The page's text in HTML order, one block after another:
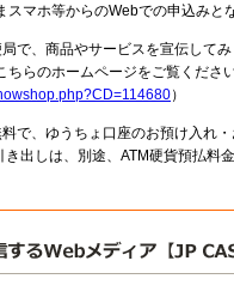
マホ等からのWebでの申込みと
で、商品やサービスを宣伝して
らのホームページをご覧くださ
）
で、ゆうちょ口座のお預け入れ
出しは、別途、ATM硬貨預払料